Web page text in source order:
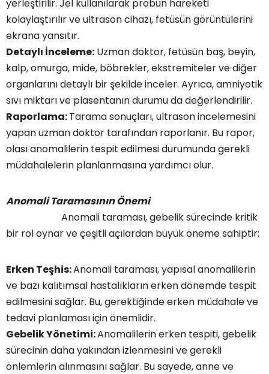
yerleştirilir. Jel kullanılarak probun hareketi
kolaylaştırılır ve ultrason cihazı, fetüsün görüntülerini
ekrana yansıtır.
Detaylı İnceleme: Uzman doktor, fetüsün baş, beyin,
kalp, omurga, mide, böbrekler, ekstremiteler ve diğer
organlarını detaylı bir şekilde inceler. Ayrıca, amniyotik
sıvı miktarı ve plasentanın durumu da değerlendirilir.
Raporlama:Tarama sonuçları, ultrason incelemesini
yapan uzman doktor tarafından raporlanır. Bu rapor,
olası anomalilerin tespit edilmesi durumunda gerekli
müdahalelerin planlanmasına yardımcı olur.
Anomali Taramasının Önemi
Anomali taraması, gebelik sürecinde kritik
bir rol oynar ve çeşitli açılardan büyük öneme sahiptir:
Erken Teşhis:Anomali taraması, yapısal anomalilerin
ve bazı kalıtımsal hastalıkların erken dönemde tespit
edilmesini sağlar. Bu, gerektiğinde erken müdahale ve
tedavi planlaması için önemlidir.
Gebelik Yönetimi:Anomalilerin erken tespiti, gebelik
sürecinin daha yakından izlenmesini ve gerekli
önlemlerin alınmasını sağlar. Bu sayede, anne ve